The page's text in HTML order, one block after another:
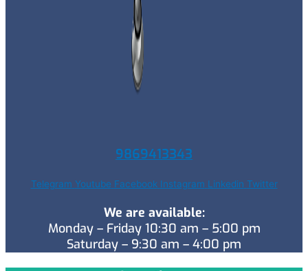
9869413343
Telegram Youtube Facebook Instagram Linkedin Twitter
We are available:
Monday – Friday 10:30 am – 5:00 pm
Saturday – 9:30 am – 4:00 pm